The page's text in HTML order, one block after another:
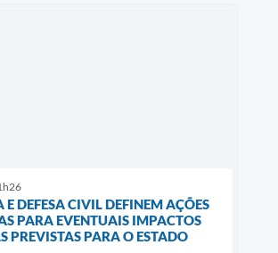
E DEFESA CIVIL DEFINEM AÇÕES
PARA EVENTUAIS IMPACTOS
PREVISTAS PARA O ESTADO